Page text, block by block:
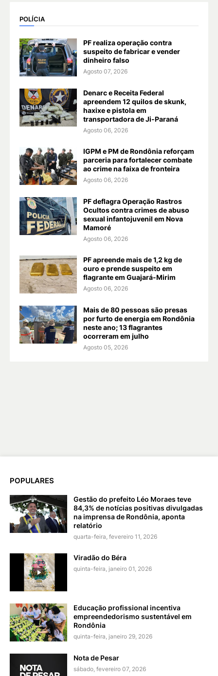
POLÍCIA
PF realiza operação contra
suspeito de fabricar e vender
dinheiro falso
Agosto 07, 2026
Denarc e Receita Federal
apreendem 12 quilos de skunk,
haxixe e pistola em
transportadora de Ji-Paraná
Agosto 06, 2026
IGPM e PM de Rondônia reforçam
parceria para fortalecer combate
ao crime na faixa de fronteira
Agosto 06, 2026
PF deflagra Operação Rastros
Ocultos contra crimes de abuso
sexual infantojuvenil em Nova
Mamoré
Agosto 06, 2026
PF apreende mais de 1,2 kg de
ouro e prende suspeito em
flagrante em Guajará-Mirim
Agosto 06, 2026
Mais de 80 pessoas são presas
por furto de energia em Rondônia
neste ano; 13 flagrantes
ocorreram em julho
Agosto 05, 2026
POPULARES
Gestão do prefeito Léo Moraes teve
84,3% de notícias positivas divulgadas
na imprensa de Rondônia, aponta
relatório
quarta-feira, fevereiro 11, 2026
Viradão do Béra
quinta-feira, janeiro 01, 2026
Educação profissional incentiva
empreendedorismo sustentável em
Rondônia
quinta-feira, janeiro 29, 2026
Nota de Pesar
sábado, fevereiro 07, 2026